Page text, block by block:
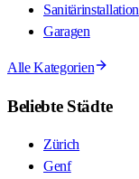
Sanitärinstallation
Garagen
Alle Kategorien
Beliebte Städte
Zürich
Genf